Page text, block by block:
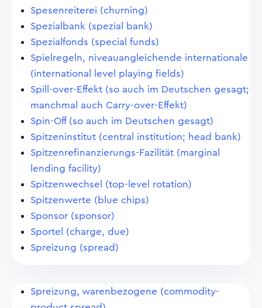
Spesenreiterei (churning)
Spezialbank (spezial bank)
Spezialfonds (special funds)
Spielregeln, niveauangleichende internationale
(international level playing fields)
Spill-over-Effekt (so auch im Deutschen gesagt;
manchmal auch Carry-over-Effekt)
Spin-Off (so auch im Deutschen gesagt)
Spitzeninstitut (central institution; head bank)
Spitzenrefinanzierungs-Fazilität (marginal
lending facility)
Spitzenwechsel (top-level rotation)
Spitzenwerte (blue chips)
Sponsor (sponsor)
Sportel (charge, due)
Spreizung (spread)
Spreizung, warenbezogene (commodity-